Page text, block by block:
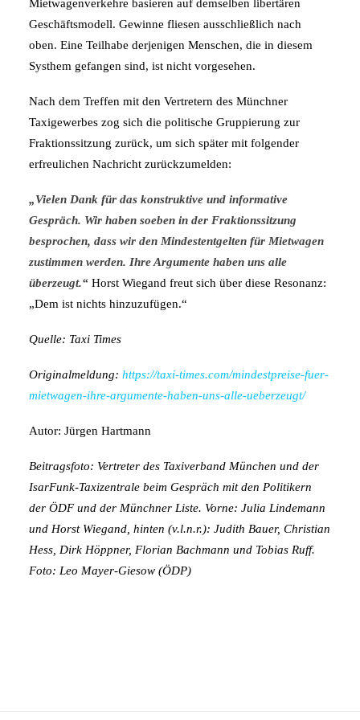
Mietwagenverkehre basieren auf demselben libertären
Geschäftsmodell. Gewinne fliesen ausschließlich nach
oben. Eine Teilhabe derjenigen Menschen, die in diesem
Systhem gefangen sind, ist nicht vorgesehen.
Nach dem Treffen mit den Vertretern des Münchner
Taxigewerbes zog sich die politische Gruppierung zur
Fraktionssitzung zurück, um sich später mit folgender
erfreulichen Nachricht zurückzumelden:
„Vielen Dank für das konstruktive und informative
Gespräch. Wir haben soeben in der Fraktionssitzung
besprochen, dass wir den Mindestentgelten für Mietwagen
zustimmen werden. Ihre Argumente haben uns alle
überzeugt.“ Horst Wiegand freut sich über diese Resonanz:
„Dem ist nichts hinzuzufügen.“
Quelle: Taxi Times
Originalmeldung: https://taxi-times.com/mindestpreise-fuer-
mietwagen-ihre-argumente-haben-uns-alle-ueberzeugt/
Autor: Jürgen Hartmann
Beitragsfoto: Vertreter des Taxiverband München und der
IsarFunk-Taxizentrale beim Gespräch mit den Politikern
der ÖDF und der Münchner Liste. Vorne: Julia Lindemann
und Horst Wiegand, hinten (v.l.n.r.): Judith Bauer, Christian
Hess, Dirk Höppner, Florian Bachmann und Tobias Ruff.
Foto: Leo Mayer-Giesow (ÖDP)